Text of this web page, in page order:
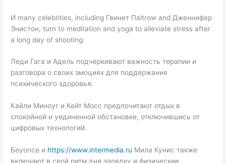
И many celebrities, including Гвинет Пaltrow and Дженнифер
Энистон, turn to meditation and yoga to alleviate stress after
a long day of shooting.
Леди Гага и Адель подчеркивают важность терапии и
разговора о своих эмоциях для поддержания
психического здоровья.
Кайли Миноуг и Кейт Мосс предпочитают отдых в
спокойной и уединенной обстановке, отключившись от
цифровых технологий.
Бeyonce и https://www.intermedia.ru Мила Кунис также
включают в свой ритм дня зарядку и физические